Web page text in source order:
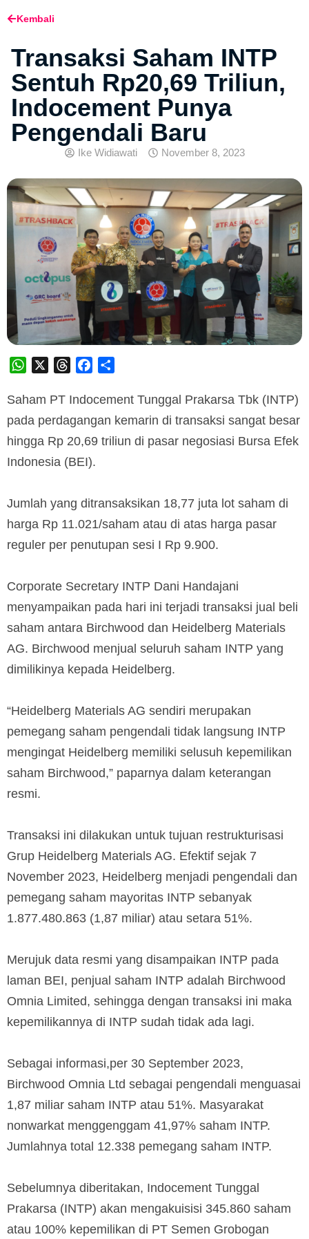
Kembali
Transaksi Saham INTP
Sentuh Rp20,69 Triliun,
Indocement Punya
Pengendali Baru
Ike Widiawati November 8, 2023
WhatsApp ThreadsFacebook
Saham PT Indocement Tunggal Prakarsa Tbk (INTP)
pada perdagangan kemarin di transaksi sangat besar
hingga Rp 20,69 triliun di pasar negosiasi Bursa Efek
Indonesia (BEI).
Jumlah yang ditransaksikan 18,77 juta lot saham di
harga Rp 11.021/saham atau di atas harga pasar
reguler per penutupan sesi I Rp 9.900.
Corporate Secretary INTP Dani Handajani
menyampaikan pada hari ini terjadi transaksi jual beli
saham antara Birchwood dan Heidelberg Materials
AG. Birchwood menjual seluruh saham INTP yang
dimilikinya kepada Heidelberg.
“Heidelberg Materials AG sendiri merupakan
pemegang saham pengendali tidak langsung INTP
mengingat Heidelberg memiliki selusuh kepemilikan
saham Birchwood,” paparnya dalam keterangan
resmi.
Transaksi ini dilakukan untuk tujuan restrukturisasi
Grup Heidelberg Materials AG. Efektif sejak 7
November 2023, Heidelberg menjadi pengendali dan
pemegang saham mayoritas INTP sebanyak
1.877.480.863 (1,87 miliar) atau setara 51%.
Merujuk data resmi yang disampaikan INTP pada
laman BEI, penjual saham INTP adalah Birchwood
Omnia Limited, sehingga dengan transaksi ini maka
kepemilikannya di INTP sudah tidak ada lagi.
Sebagai informasi,per 30 September 2023,
Birchwood Omnia Ltd sebagai pengendali menguasai
1,87 miliar saham INTP atau 51%. Masyarakat
nonwarkat menggenggam 41,97% saham INTP.
Jumlahnya total 12.338 pemegang saham INTP.
Sebelumnya diberitakan, Indocement Tunggal
Prakarsa (INTP) akan mengakuisisi 345.860 saham
atau 100% kepemilikan di PT Semen Grobogan